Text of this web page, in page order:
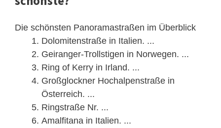
Die schönsten Panoramastraßen im Überblick
Dolomitenstraße in Italien. ...
Geiranger-Trollstigen in Norwegen. ...
Ring of Kerry in Irland. ...
Großglockner Hochalpenstraße in
Österreich. ...
Ringstraße Nr. ...
Amalfitana in Italien. ...